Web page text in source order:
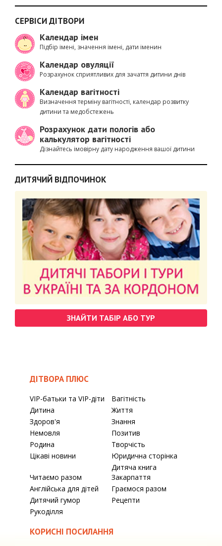
СЕРВІСИ ДІТВОРИ
Календар імен
Підбір імені, значення імені, дати іменин
Календар овуляції
Розрахунок сприятливих для зачаття дитини днів
Календар вагітності
Визначення терміну вагітності, календар розвитку
дитини та медобстежень
Розрахунок дати пологів або
калькулятор вагітності
Дізнайтесь імовірну дату народження вашої дитини
ДИТЯЧИЙ ВІДПОЧИНОК
ЗНАЙТИ ТАБІР АБО ТУР
ДІТВОРА ПЛЮС
VIP-батьки та VIP-діти
Вагітність
Дитина
Життя
Здоров'я
Знання
Немовля
Позитив
Родина
Творчість
Цікаві новини
Юридична сторінка
Читаємо разом
Дитяча книга
Закарпаття
Англійська для дітей
Граємося разом
Дитячий гумор
Рецепти
Рукоділля
КОРИСНІ ПОСИЛАННЯ